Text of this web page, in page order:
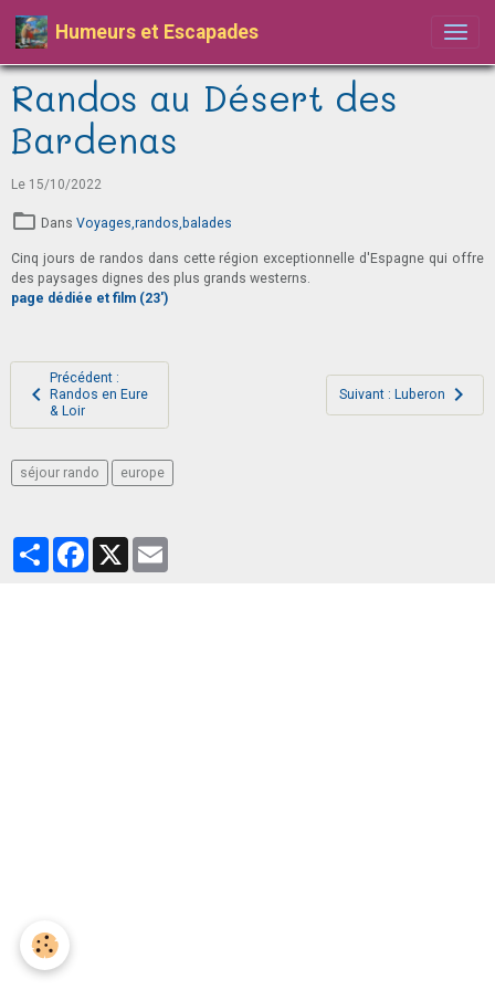
Humeurs et Escapades
Randos au Désert des
Bardenas
Le 15/10/2022
Dans Voyages,randos,balades
Cinq jours de randos dans cette région exceptionnelle d'Espagne qui offre
des paysages dignes des plus grands westerns.
page dédiée et film (23')
Précédent :
Randos en Eure
& Loir
Suivant : Luberon
séjour rando europe
PartagerFacebook
X